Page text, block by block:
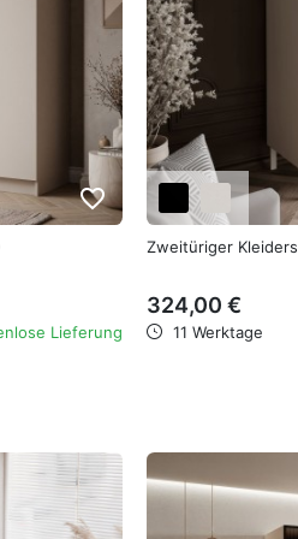
favorite_border
Lieferung
Zweitüriger
324,00 €
11 Werktage